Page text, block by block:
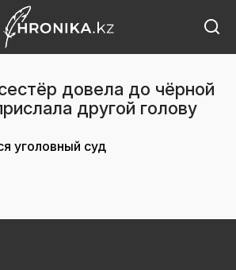
довела до чёрной
другой голову
уголовный суд